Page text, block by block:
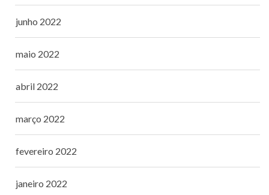
junho 2022
maio 2022
abril 2022
março 2022
fevereiro 2022
janeiro 2022